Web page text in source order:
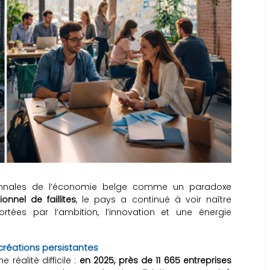
de l’économie belge comme un paradoxe
de faillites, le pays a continué à voir naître
par l’ambition, l’innovation et une énergie
persistantes
réalité difficile : en 2025, près de 11 665 entreprises